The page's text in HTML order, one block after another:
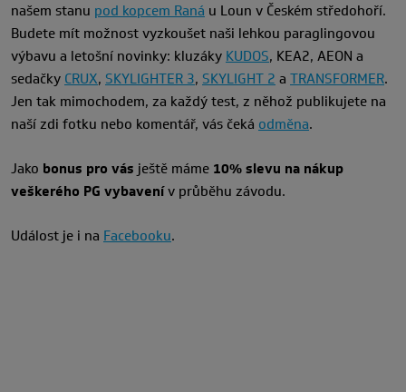
našem stanu pod kopcem Raná u Loun v Českém středohoří.
Budete mít možnost vyzkoušet naši lehkou paraglingovou
výbavu a letošní novinky: kluzáky KUDOS, KEA2, AEON a
sedačky CRUX, SKYLIGHTER 3, SKYLIGHT 2 a TRANSFORMER.
Jen tak mimochodem, za každý test, z něhož publikujete na
naší zdi fotku nebo komentář, vás čeká odměna.
Jako bonus pro vás ještě máme 10% slevu na nákup
veškerého PG vybavenív průběhu závodu.
Událost je i na Facebooku.